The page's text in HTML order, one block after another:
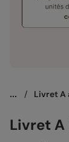
... / Livret A
Livret A